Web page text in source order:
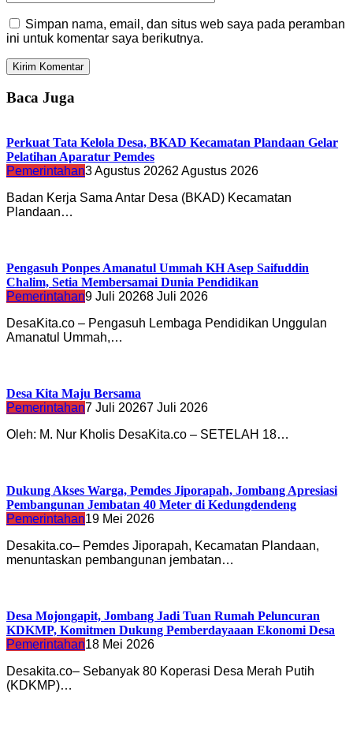
Simpan nama, email, dan situs web saya pada peramban
ini untuk komentar saya berikutnya.
Baca Juga
Perkuat Tata Kelola Desa, BKAD Kecamatan Plandaan Gelar
Pelatihan Aparatur Pemdes
Pemerintahan3 Agustus 20262 Agustus 2026
Badan Kerja Sama Antar Desa (BKAD) Kecamatan
Plandaan…
Pengasuh Ponpes Amanatul Ummah KH Asep Saifuddin
Chalim, Setia Membersamai Dunia Pendidikan
Pemerintahan9 Juli 20268 Juli 2026
DesaKita.co – Pengasuh Lembaga Pendidikan Unggulan
Amanatul Ummah,…
Desa Kita Maju Bersama
Pemerintahan7 Juli 20267 Juli 2026
Oleh: M. Nur Kholis DesaKita.co – SETELAH 18…
Dukung Akses Warga, Pemdes Jiporapah, Jombang Apresiasi
Pembangunan Jembatan 40 Meter di Kedungdendeng
Pemerintahan19 Mei 2026
Desakita.co– Pemdes Jiporapah, Kecamatan Plandaan,
menuntaskan pembangunan jembatan…
Desa Mojongapit, Jombang Jadi Tuan Rumah Peluncuran
KDKMP, Komitmen Dukung Pemberdayaaan Ekonomi Desa
Pemerintahan18 Mei 2026
Desakita.co– Sebanyak 80 Koperasi Desa Merah Putih
(KDKMP)…